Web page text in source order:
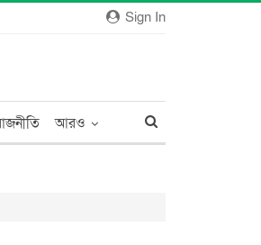
Sign In
আরও